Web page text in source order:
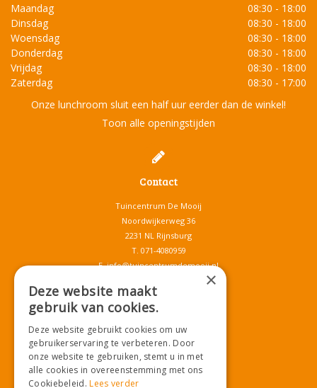
Maandag
08:30 - 18:00
Dinsdag
08:30 - 18:00
Woensdag
08:30 - 18:00
Donderdag
08:30 - 18:00
Vrijdag
08:30 - 18:00
Zaterdag
08:30 - 17:00
Onze lunchroom sluit een half uur eerder dan de winkel!
Toon alle openingstijden
Contact
Tuincentrum De Mooij
Noordwijkerweg 36
2231 NL Rijnsburg
T. 071-4080959
E.info@tuincentrumdemooij.nl
Download onze App!
×
Deze website maakt
gebruik van cookies.
Deze website gebruikt cookies om uw
gebruikerservaring te verbeteren. Door
onze website te gebruiken, stemt u in met
alle cookies in overeenstemming met ons
Cookiebeleid.Lees verder